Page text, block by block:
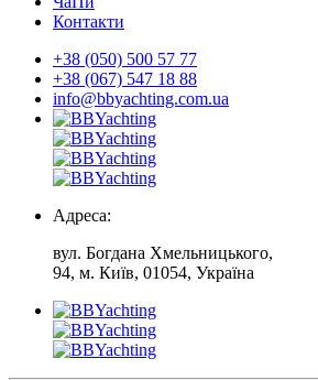
Контакти
+38 (050) 500 57 77
+38 (067) 547 18 88
info@bbyachting.com.ua
Адреса:
вул. Богдана Хмельницького,
94, м. Київ, 01054, Україна